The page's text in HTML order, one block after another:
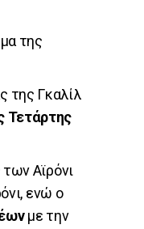
της
της Γκαλίλ
Τετάρτης
Αϊρόνι
ενώ ο
με την